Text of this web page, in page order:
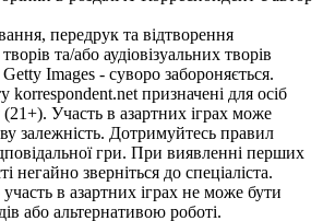
передрук та відтворення
та/або аудіовізуальних творів
Images - суворо забороняється.
korrespondent.net призначені для осіб
Участь в азартних іграх може
залежність. Дотримуйтесь правил
гри. При виявленні перших
негайно зверніться до спеціаліста.
в азартних іграх не може бути
або альтернативою роботі.